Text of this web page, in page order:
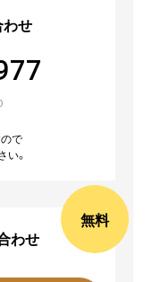
せ
で
。
無料
わせ